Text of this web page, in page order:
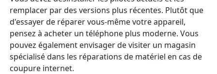
remplacer par des versions plus récentes. Plutôt que
d'essayer de réparer vous-même votre appareil,
pensez à acheter un téléphone plus moderne. Vous
pouvez également envisager de visiter un magasin
spécialisé dans les réparations de matériel en cas de
coupure internet.